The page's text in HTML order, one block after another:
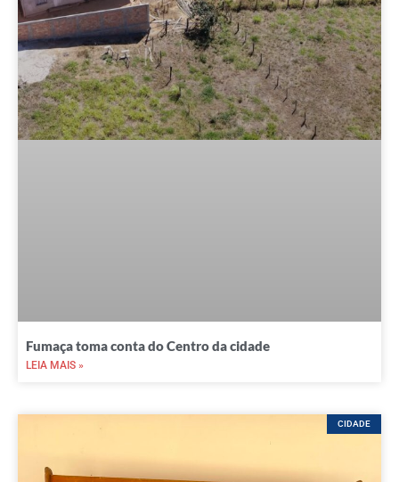
Fumaça toma conta do Centro da cidade
LEIA MAIS »
CIDADE